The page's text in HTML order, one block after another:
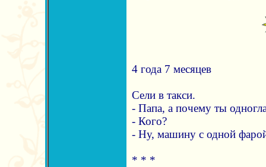
4 года 7 месяцев
Сели в такси.
- Папа, а почему ты
- Кого?
- Ну, машину с одной
* * *